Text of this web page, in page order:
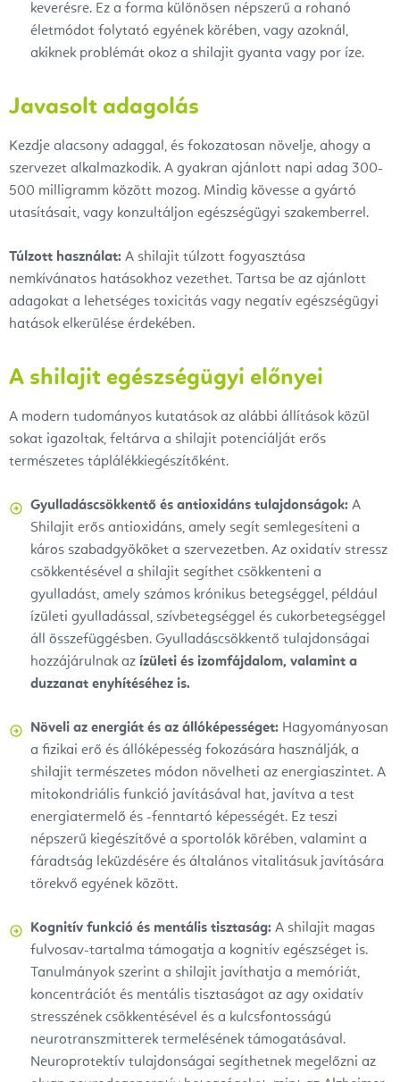
keverésre. Ez a forma különösen népszerű a rohanó
életmódot folytató egyének körében, vagy azoknál,
akiknek problémát okoz a shilajit gyanta vagy por íze.
Javasolt adagolás
Kezdje alacsony adaggal, és fokozatosan növelje, ahogy a
szervezet alkalmazkodik. A gyakran ajánlott napi adag 300-
500 milligramm között mozog. Mindig kövesse a gyártó
utasításait, vagy konzultáljon egészségügyi szakemberrel.
Túlzott használat: A shilajit túlzott fogyasztása
nemkívánatos hatásokhoz vezethet. Tartsa be az ajánlott
adagokat a lehetséges toxicitás vagy negatív egészségügyi
hatások elkerülése érdekében.
A shilajit egészségügyi előnyei
A modern tudományos kutatások az alábbi állítások közül
sokat igazoltak, feltárva a shilajit potenciálját erős
természetes táplálékkiegészítőként.
Gyulladáscsökkentő és antioxidáns tulajdonságok: A
Shilajit erős antioxidáns, amely segít semlegesíteni a
káros szabadgyököket a szervezetben. Az oxidatív stressz
csökkentésével a shilajit segíthet csökkenteni a
gyulladást, amely számos krónikus betegséggel, például
ízületi gyulladással, szívbetegséggel és cukorbetegséggel
áll összefüggésben. Gyulladáscsökkentő tulajdonságai
hozzájárulnak az ízületi és izomfájdalom, valamint a
duzzanat enyhítéséhez is.
Növeli az energiát és az állóképességet: Hagyományosan
a fizikai erő és állóképesség fokozására használják, a
shilajit természetes módon növelheti az energiaszintet. A
mitokondriális funkció javításával hat, javítva a test
energiatermelő és -fenntartó képességét. Ez teszi
népszerű kiegészítővé a sportolók körében, valamint a
fáradtság leküzdésére és általános vitalitásuk javítására
törekvő egyének között.
Kognitív funkció és mentális tisztaság: A shilajit magas
fulvosav-tartalma támogatja a kognitív egészséget is.
Tanulmányok szerint a shilajit javíthatja a memóriát,
koncentrációt és mentális tisztaságot az agy oxidatív
stresszének csökkentésével és a kulcsfontosságú
neurotranszmitterek termelésének támogatásával.
Neuroprotektív tulajdonságai segíthetnek megelőzni az